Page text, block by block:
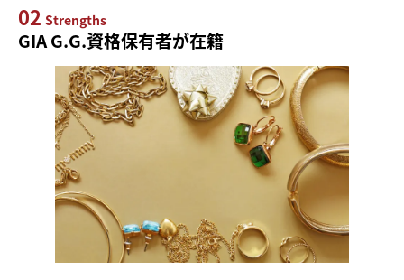
02 Strengths
GIA G.G.資格保有者が在籍